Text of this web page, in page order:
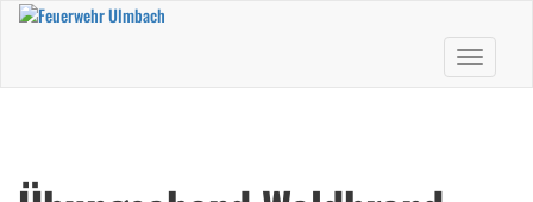
Skip
Toggle